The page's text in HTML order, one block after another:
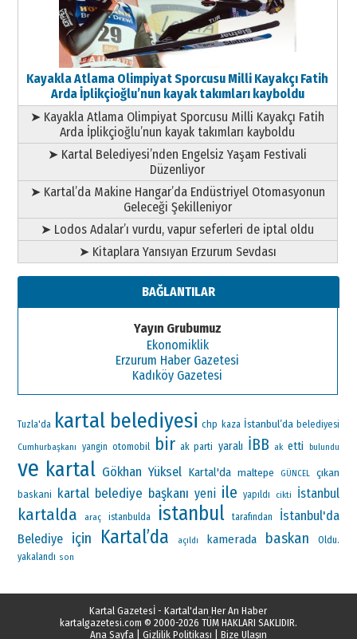
Kayakla Atlama Olimpiyat Sporcusu Milli Kayakçı Fatih
Arda İplikçioğlu’nun kayak takımları kayboldu
➤ Kayakla Atlama Olimpiyat Sporcusu Milli Kayakçı Fatih
Arda İplikçioğlu’nun kayak takımları kayboldu
➤ Kartal Belediyesi’nden Engelsiz Yaşam Festivali
Düzenliyor
➤ Kartal’da Makine Hangar’da Endüstriyel Otomasyonun
Geleceği Şekilleniyor
➤ Lodos Adalar’ı vurdu, vapur seferleri de iptal oldu
➤ Kitaplara Yansıyan Erzurum Sevdası
BAĞLANTILAR
Yayın Grubumuz
Ekonomiklik
Erzurum Haber Gazetesi
Kadıköy Gazetesi
Tuzla'da kartal belediyesi chp kaza İstanbul’da belediyesi
Cumhurbaşkanı yangin otomobil bir ak parti yaralı İBB ak etti bulundu
ve kartal Gökhan Yüksel Kartal'da maltepe GÜNCEL çıkan
baskani kartal belediye başkanı yeni ile yapıldı cikti İstanbul
kartalda araç istanbulda istanbul tarafından İstanbul'da
Belediye için Kartal’da açıldı kamerada baskan Oldu.
yakalandı son
Kartal Gazetesİ - Kartal'dan Her An Haber
kartalgazetesi.com © 2000-2026 TÜM HAKLARI SAKLIDIR.
Ana Sayfa
Gizlilik Politikası Bize Ulaşın